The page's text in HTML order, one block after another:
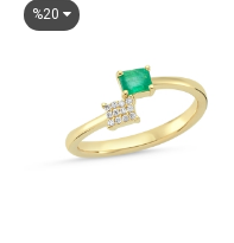
%20